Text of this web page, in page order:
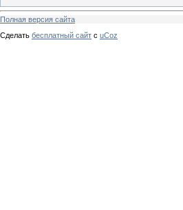
Полная версия сайта
Сделать бесплатный сайт с uCoz